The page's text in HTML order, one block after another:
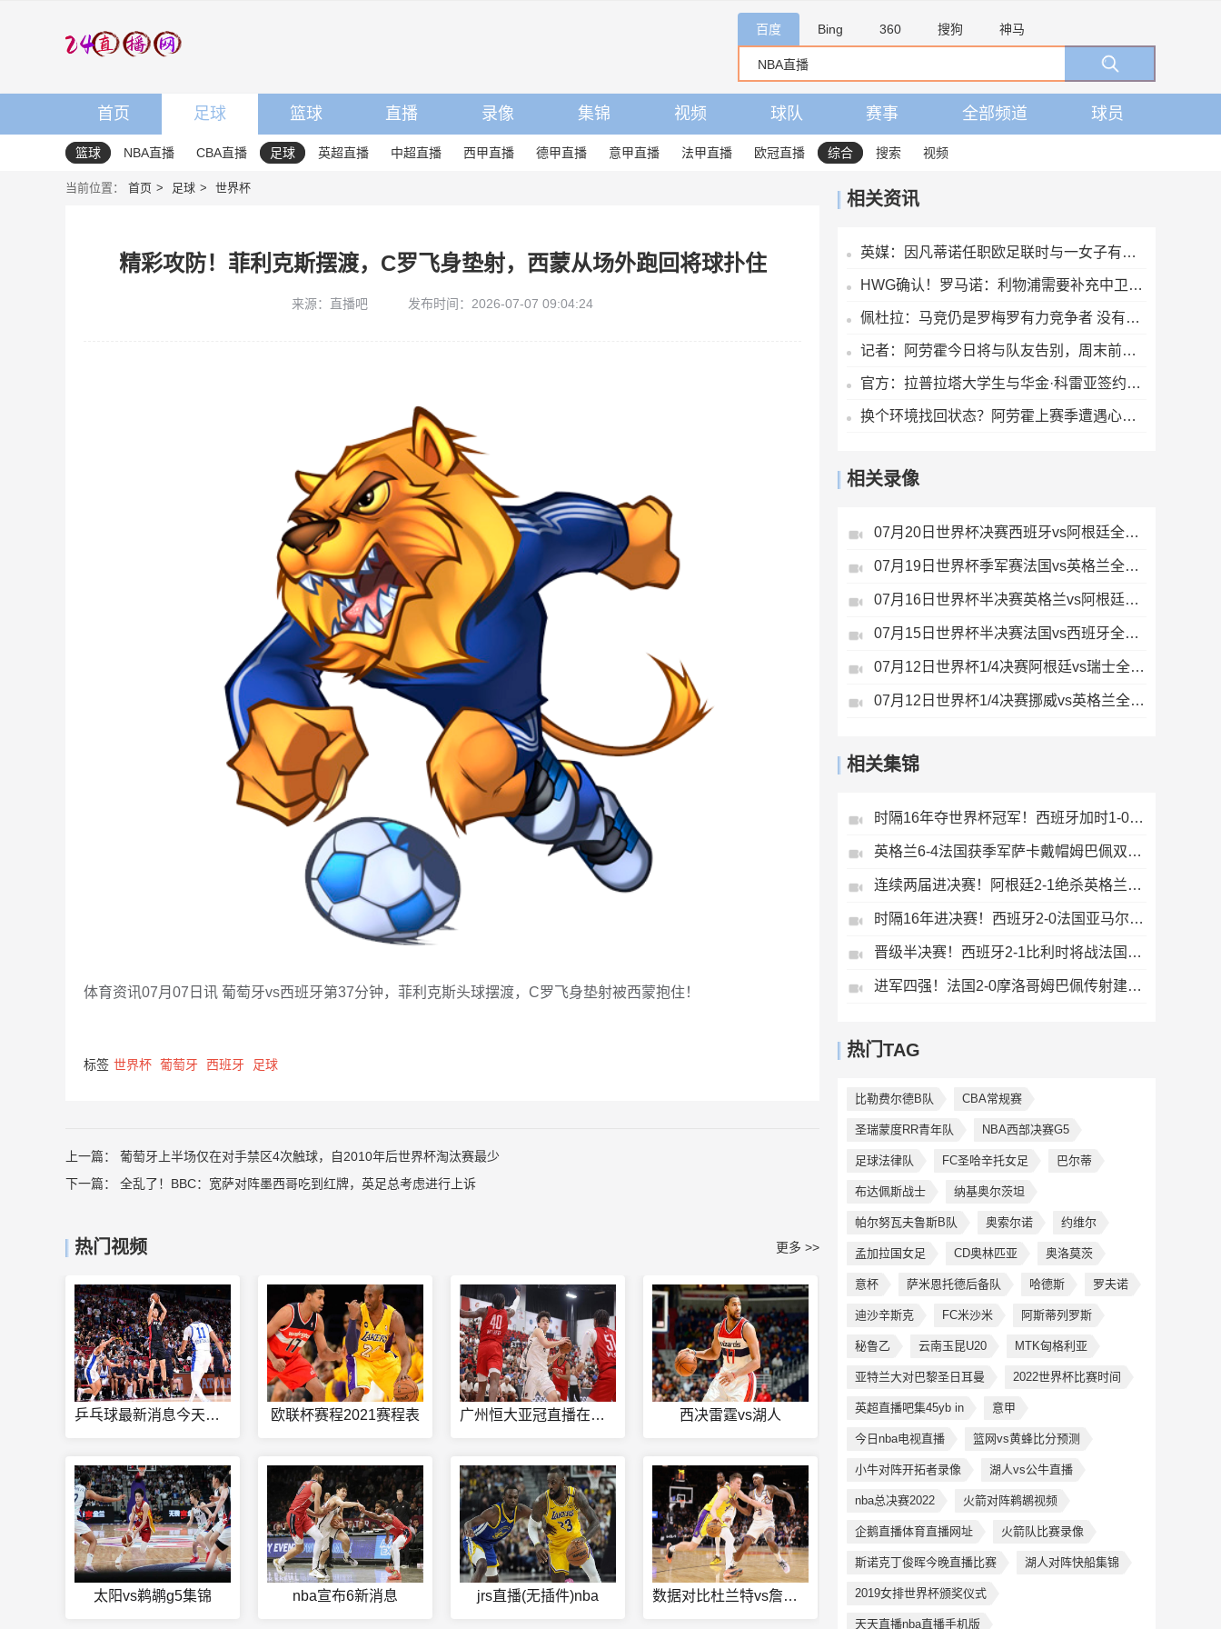
百度 Bing 360 搜狗 神马
首页 足球 篮球 直播 录像 集锦 视频 球队 赛事 全部频道 球员
篮球 NBA直播 CBA直播 足球 英超直播 中超直播 西甲直播 德甲直播 意甲直播 法甲直播 欧冠直播 综合 搜索 视频
当前位置： 首页 足球 世界杯
精彩攻防！菲利克斯摆渡，C罗飞身垫射，西蒙从场外跑回将球扑住
来源：直播吧 发布时间：2026-07-07 09:04:24
体育资讯07月07日讯 葡萄牙vs西班牙第37分钟，菲利克斯头球摆渡，C罗飞身垫射被西蒙抱住！
标签 世界杯 葡萄牙 西班牙 足球
上一篇： 葡萄牙上半场仅在对手禁区4次触球，自2010年后世界杯淘汰赛最少
下一篇： 全乱了！BBC：宽萨对阵墨西哥吃到红牌，英足总考虑进行上诉
热门视频 更多 >>
乒乓球最新消息今天赛事 欧联杯赛程2021赛程表 广州恒大亚冠直播在线观看 西决雷霆vs湖人
太阳vs鹈鹕g5集锦 nba宣布6新消息 jrs直播(无插件)nba 数据对比杜兰特vs詹姆斯
相关资讯
英媒：因凡蒂诺任职欧足联时与一女子有染，欧足联付6位数封口费
HWG确认！罗马诺：利物浦需要补充中卫深度，如今出手签下阿劳霍
佩杜拉：马竞仍是罗梅罗有力竞争者 没有劳塔罗致电球员的消息
记者：阿劳霍今日将与队友告别，周末前往英格兰租借加盟利物浦
官方：拉普拉塔大学生与华金·科雷亚签约两年
换个环境找回状态？阿劳霍上赛季遭遇心理问题，世界杯受伤未出场
相关录像
07月20日世界杯决赛西班牙vs阿根廷全场录像
07月19日世界杯季军赛法国vs英格兰全场录像
07月16日世界杯半决赛英格兰vs阿根廷全场录像
07月15日世界杯半决赛法国vs西班牙全场录像
07月12日世界杯1/4决赛阿根廷vs瑞士全场录像
07月12日世界杯1/4决赛挪威vs英格兰全场录像
相关集锦
时隔16年夺世界杯冠军！西班牙加时1-0阿根廷费兰制胜恩佐染红
英格兰6-4法国获季军萨卡戴帽姆巴佩双响创纪录奥利塞2助+失良机
连续两届进决赛！阿根廷2-1绝杀英格兰劳塔罗恩佐破门梅西两助攻
时隔16年进决赛！西班牙2-0法国亚马尔造点奥亚萨瓦尔、波罗破门
晋级半决赛！西班牙2-1比利时将战法国梅里诺替补绝杀拉门斯送礼
进军四强！法国2-0摩洛哥姆巴佩传射建功+失点登贝莱贴地斩
热门TAG
比勒费尔德B队 CBA常规赛
圣瑞蒙度RR青年队 NBA西部决赛G5
足球法律队 FC圣哈辛托女足 巴尔蒂
布达佩斯战士 纳基奥尔茨坦
帕尔努瓦夫鲁斯B队 奥索尔诺 约维尔
孟加拉国女足 CD奥林匹亚 奥洛莫茨
意杯 萨米恩托德后备队 哈德斯 罗夫诺
迪沙辛斯克 FC米沙米 阿斯蒂列罗斯
秘鲁乙 云南玉昆U20 MTK匈格利亚
亚特兰大对巴黎圣日耳曼 2022世界杯比赛时间
英超直播吧集45yb in 意甲
今日nba电视直播 篮网vs黄蜂比分预测
小牛对阵开拓者录像 湖人vs公牛直播
nba总决赛2022 火箭对阵鹈鹕视频
企鹅直播体育直播网址 火箭队比赛录像
斯诺克丁俊晖今晚直播比赛 湖人对阵快船集锦
2019女排世界杯颁奖仪式
天天直播nba直播手机版